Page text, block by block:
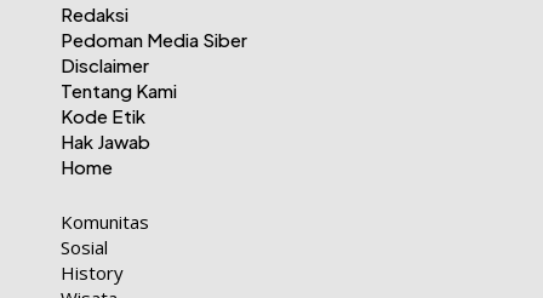
Redaksi
Pedoman Media Siber
Disclaimer
Tentang Kami
Kode Etik
Hak Jawab
Home
Komunitas
Sosial
History